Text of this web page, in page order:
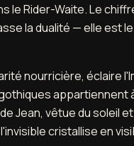
le Rider-Waite. Le
la dualité — elle est
nourricière, éclaire
appartiennent
Jean, vêtue du soleil
cristallise en